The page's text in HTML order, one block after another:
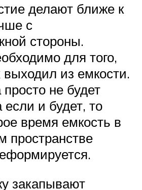
делают ближе к
с
стороны.
для того,
из емкости.
просто не будет
если и будет, то
время емкость в
пространстве
закапывают